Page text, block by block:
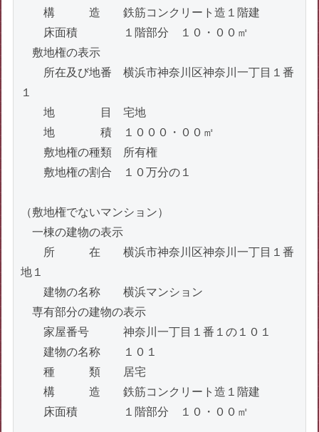
構　　　造　　鉄筋コンクリート造１階建
床面積　　　　１階部分　１０・００㎡
敷地権の表示
所在及び地番　横浜市神奈川区神奈川一丁目１番
１
地　　　　目　宅地
地　　　　積　１０００・００㎡
敷地権の種類　所有権
敷地権の割合　１０万分の１
（敷地権でないマンション）
一棟の建物の表示
所　　　在　　横浜市神奈川区神奈川一丁目１番
地１
建物の名称　　横浜マンション
専有部分の建物の表示
家屋番号　　　神奈川一丁目１番１の１０１
建物の名称　　１０１
種　　　類　　居宅
構　　　造　　鉄筋コンクリート造１階建
床面積　　　　１階部分　１０・００㎡